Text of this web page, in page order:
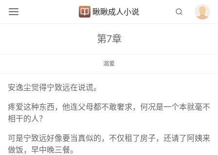
瞅瞅成人小说
第7章
溺爱
安逸尘觉得宁致远在说谎。
疼爱这种东西，他连父母都不敢奢求，何况是一个本就毫不
相干的人？
可是宁致远好像要当真似的，不仅租了房子，还请了阿姨来
做饭，早中晚三餐。